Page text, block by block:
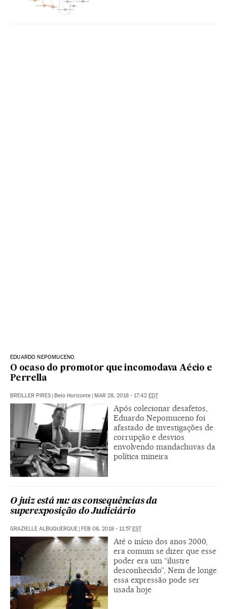
EDUARDO NEPOMUCENO
O ocaso do promotor que incomodava Aécio e
Perrella
BREILLER PIRES | Belo Horizonte | MAR 28, 2018 - 17:42 EDT
Após colecionar desafetos,
Eduardo Nepomuceno foi
afastado de investigações de
corrupção e desvios
envolvendo mandachuvas da
política mineira
O juiz está nu: as consequências da
superexposição do Judiciário
GRAZIELLE ALBUQUERQUE | FEB 08, 2018 - 11:57EST
Até o início dos anos 2000,
era comum se dizer que esse
poder era um “ilustre
desconhecido”, Nem de longe
essa expressão pode ser
usada hoje